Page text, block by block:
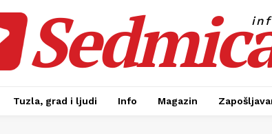
Tuzla, grad i ljudi Info Magazin